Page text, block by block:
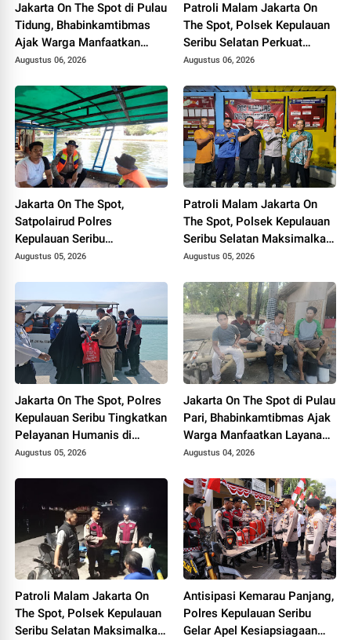
Jakarta On The Spot di Pulau
Tidung, Bhabinkamtibmas
Ajak Warga Manfaatkan
Layanan Polri 110
Augustus 06, 2026
Patroli Malam Jakarta On
The Spot, Polsek Kepulauan
Seribu Selatan Perkuat
Kedekatan dengan Warga
Polisi 110
Augustus 06, 2026
Jakarta On The Spot,
Satpolairud Polres
Kepulauan Seribu
Sosialisasikan Layanan
Terlarang
Augustus 05, 2026
Patroli Malam Jakarta On
The Spot, Polsek Kepulauan
Seribu Selatan Maksimalkan
Sosialisasi Layanan Polisi
Augustus 05, 2026
Jakarta On The Spot, Polres
Kepulauan Seribu Tingkatkan
Pelayanan Humanis di
Dermaga dan Ajak
Augustus 05, 2026
Jakarta On The Spot di Pulau
Pari, Bhabinkamtibmas Ajak
Warga Manfaatkan Layanan
Polri 110
Augustus 04, 2026
Patroli Malam Jakarta On
The Spot, Polsek Kepulauan
Seribu Selatan Maksimalkan
Antisipasi Kemarau Panjang,
Polres Kepulauan Seribu
Gelar Apel Kesiapsiagaan